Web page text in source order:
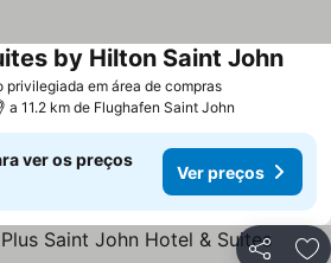
privilegiada em área de comprasVer preços
by Hilton Saint JohnVer
a 11.2 km de Flughafen Saint John
ver os preços
Ver preços